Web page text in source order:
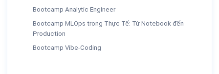
Bootcamp Analytic Engineer
Bootcamp MLOps trong Thực Tế: Từ Notebook đến
Production
Bootcamp Vibe-Coding